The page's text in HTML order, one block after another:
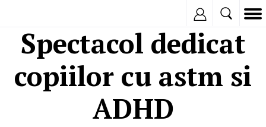
Spectacol dedicat
copiilor cu astm si
ADHD